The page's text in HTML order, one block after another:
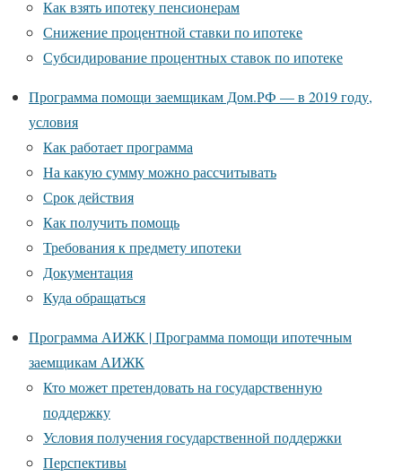
Как взять ипотеку пенсионерам
Снижение процентной ставки по ипотеке
Субсидирование процентных ставок по ипотеке
Программа помощи заемщикам Дом.РФ — в 2019 году,
условия
Как работает программа
На какую сумму можно рассчитывать
Срок действия
Как получить помощь
Требования к предмету ипотеки
Документация
Куда обращаться
Программа АИЖК | Программа помощи ипотечным
заемщикам АИЖК
Кто может претендовать на государственную
поддержку
Условия получения государственной поддержки
Перспективы